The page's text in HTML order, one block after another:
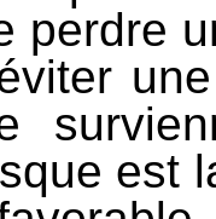
perdre
est